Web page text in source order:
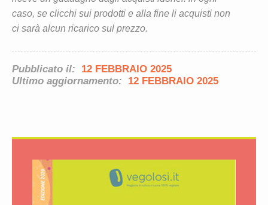
caso, se clicchi sui prodotti e alla fine li acquisti non
ci sarà alcun ricarico sul prezzo.
Pubblicato il:
12 FEBBRAIO 2025
Ultimo aggiornamento:
12 FEBBRAIO 2025